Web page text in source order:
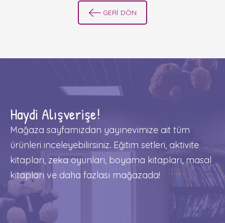
GERİ DÖN
Haydi Alışverişe!
Mağaza sayfamızdan yayınevimize ait tüm
ürünleri inceleyebilirsiniz. Eğitim setleri, aktivite
kitapları, zeka oyunları, boyama kitapları, masal
kitapları ve daha fazlası mağazada!